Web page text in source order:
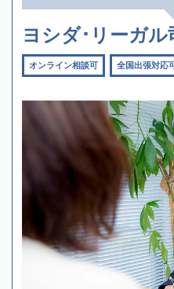
ヨシダ･リーガル
オンライン相談可 全国出張対応